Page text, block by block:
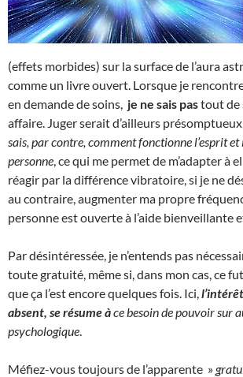
(effets morbides) sur la surface de l’aura
comme un livre ouvert. Lorsque je
en demande de soins, je ne sais pastout de
affaire. Juger serait d’ailleurs
sais, par contre, comment fonctionne l’esprit
personne , ce qui me permet de m’adapter à
réagir par la différence vibratoire, si je ne
au contraire, augmenter ma propre
personne est ouverte à l’aide bienveillante
Par désintéressée, je n’entends pas
toute gratuité, même si, dans mon cas, ce
que ça l’est encore quelques fois. Ici,
absent, se résume àce besoin de pouvoir sur
psychologique
Méfiez-vous toujours de l’apparente »